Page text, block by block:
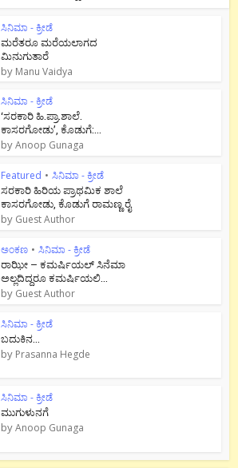
ಸಿನಿಮಾ - ಕ್ರೀಡೆ
ಮರೆತರೂ ಮರೆಯಲಾಗದ
ಮಿನುಗುತಾರೆ
by Manu Vaidya
ಸಿನಿಮಾ - ಕ್ರೀಡೆ
‘ಸರಕಾರಿ ಹಿ.ಪ್ರಾ.ಶಾಲೆ.
ಕಾಸರಗೋಡು’, ಕೊಡುಗೆ:...
byAnoop Gunaga
Featured • ಸಿನಿಮಾ - ಕ್ರೀಡೆ
ಸರಕಾರಿ ಹಿರಿಯ ಪ್ರಾಥಮಿಕ ಶಾಲೆ
ಕಾಸರಗೋಡು, ಕೊಡುಗೆ ರಾಮಣ್ಣ ರೈ
by Guest Author
ಅಂಕಣ • ಸಿನಿಮಾ - ಕ್ರೀಡೆ
ರಾಝೀ – ಕಮರ್ಷಿಯಲ್ ಸಿನೆಮಾ
ಅಲ್ಲದಿದ್ದರೂ ಕಮರ್ಷಿಯಲಿ...
by Guest Author
ಸಿನಿಮಾ - ಕ್ರೀಡೆ
ಬದುಕಿನ...
by Prasanna Hegde
ಸಿನಿಮಾ - ಕ್ರೀಡೆ
ಮುಗುಳುನಗೆ
byAnoop Gunaga